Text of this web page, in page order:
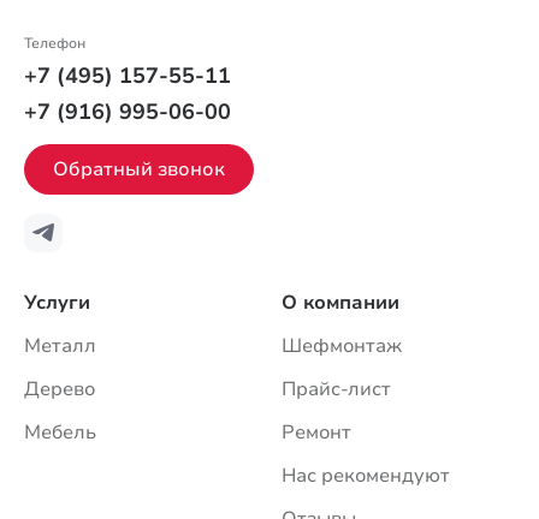
Услуги
Металл
Дерево
Мебель
О компании
Шефмонтаж
Прайс-лист
Ремонт
Нас рекомендуют
Телефон
+7 (495) 157-55-11
+7 (916) 995-06-00
Обратный звонок